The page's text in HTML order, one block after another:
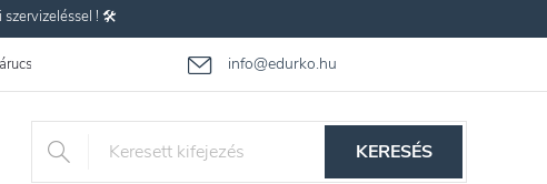
szervizeléssel ! 🛠️
info@edurko.hu
Gyakran ismételt kérdések
KERESÉS